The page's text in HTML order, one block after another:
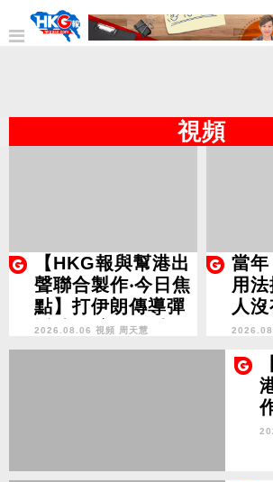
視頻
【HKG報與幫港出
聲聯合製作‧今日焦
點】打伊朗傳導彈
近清倉 美國三大霸
權斷二？軍事崩 經
2026.08.06 視頻 周天慧
當
用
人
白